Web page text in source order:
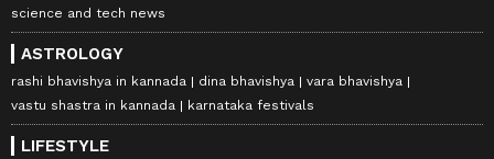
science and tech news
ASTROLOGY
rashi bhavishya in kannada dina bhavishya
vara bhavishya
vastu shastra in kannada
karnataka festivals
LIFESTYLE